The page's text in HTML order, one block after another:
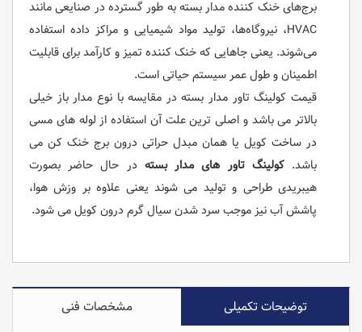
برج‌های خنک کننده مدار بسته به طور گسترده در صنایعی مانند
HVAC، نیروگاه‌ها، تولید مواد شیمیایی و مراکز داده استفاده
می‌شوند. یعنی جاهایی که خنک کننده تمیز و کارآمد برای قابلیت
اطمینان و طول عمر سیستم حیاتی است.
قیمت کولینگ تاور مدار بسته در مقایسه با نوع مدار باز خیلی
بالاتر می باشد و اصلی ترین علت آن استفاده از لوله های مسی
در ساخت کویل یا همان مبدل حراتی درون برج خنک کن می
باشد.کولینگ تاور های مدار بسته در حال حاضر بصورت
هیبریدی طراحی و تولید می شوند یعنی علاوه بر وزش هوا،
پاشش آب نیز موجب سرد شدن سیال گرم درون کویل می شود.
توضیحات تکمیلی
مشخصات فنی